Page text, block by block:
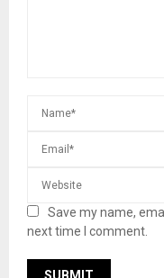
Save my name,
next time I comment.